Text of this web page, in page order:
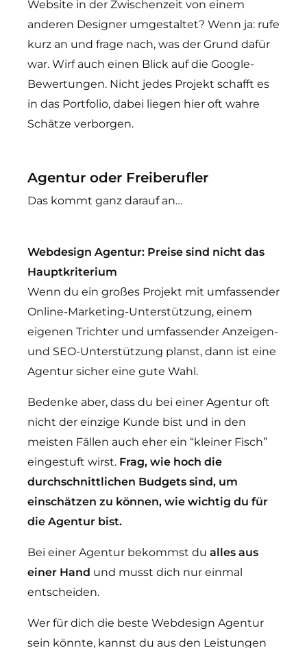
Website in der Zwischenzeit von einem
anderen Designer umgestaltet? Wenn ja: rufe
kurz an und frage nach, was der Grund dafür
war. Wirf auch einen Blick auf die Google-
Bewertungen. Nicht jedes Projekt schafft es
in das Portfolio, dabei liegen hier oft wahre
Schätze verborgen.
Agentur oder Freiberufler
Das kommt ganz darauf an…
Webdesign Agentur: Preise sind nicht das
Hauptkriterium
Wenn du ein großes Projekt mit umfassender
Online-Marketing-Unterstützung, einem
eigenen Trichter und umfassender Anzeigen-
und SEO-Unterstützung planst, dann ist eine
Agentur sicher eine gute Wahl.
Bedenke aber, dass du bei einer Agentur oft
nicht der einzige Kunde bist und in den
meisten Fällen auch eher ein “kleiner Fisch”
eingestuft wirst. Frag, wie hoch die
durchschnittlichen Budgets sind, um
einschätzen zu können, wie wichtig du für
die Agentur bist.
Bei einer Agentur bekommst du alles aus
einer Hand und musst dich nur einmal
entscheiden.
Wer für dich die beste Webdesign Agentur
sein könnte, kannst du aus den Leistungen